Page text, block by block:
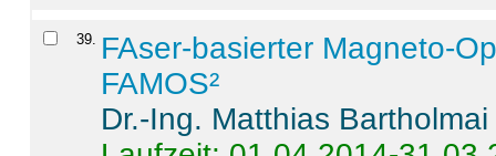
39. FAser-basierter Magneto-
FAMOS²
Dr.-Ing. Matthias Bartholmai